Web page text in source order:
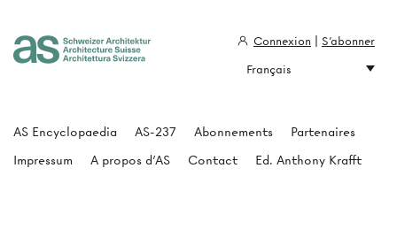
AS Encyclopaedia AS-237 Abonnements
Partenaires
Impressum
A propos d'AS Contact Ed. Anthony Krafft
Connexion
S'abonner
Français